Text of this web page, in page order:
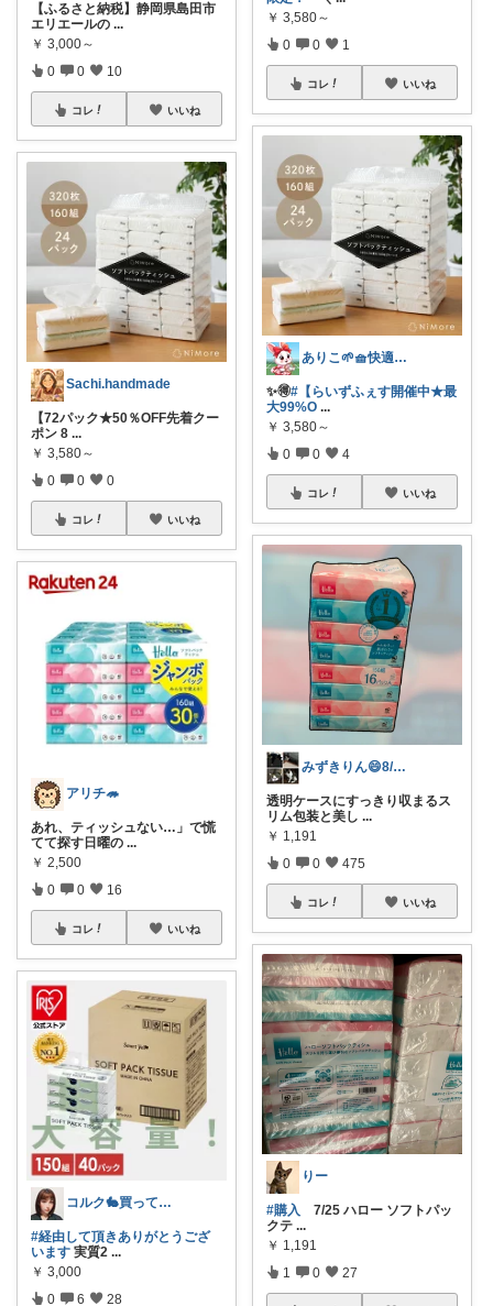
【ふるさと納税】静岡県島田市
エリエールの ...
￥ 3,000～
0 0 10
コレ いいね
Sachi.handmade
【72パック★50％OFF先着クー
ポン 8 ...
￥ 3,580～
0 0 0
コレ いいね
アリチ🦔
あれ、ティッシュない…」で慌
てて探す日曜の ...
￥ 2,500
0 0 16
コレ いいね
コルク🐇買ってよかった！オリジナル写真
#経由して頂きありがとうござ
います 実質2 ...
￥ 3,000
0 6 28
￥ 3,580～
0 0 1
コレ いいね
ありこ🌱🧺快適な暮らし雑貨🌻
✨️🉐#【らいずふぇす開催中★最
大99%O ...
￥ 3,580～
0 0 4
コレ いいね
みずきりん😄8/5日お買い上げ感謝
透明ケースにすっきり収まるス
リム包装と美し ...
￥ 1,191
0 0 475
コレ いいね
りー
#購入
7/25 ハロー ソフトパッ
クテ ...
￥ 1,191
1 0 27